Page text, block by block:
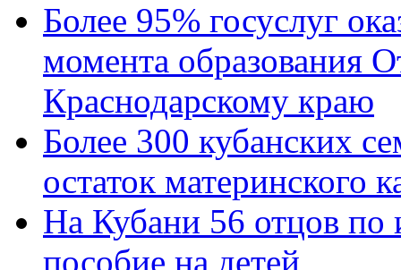
Более 95% госуслуг
момента образования
Краснодарскому краю
Более 300 кубанских
остаток материнского
На Кубани 56 отцов по
пособие на детей